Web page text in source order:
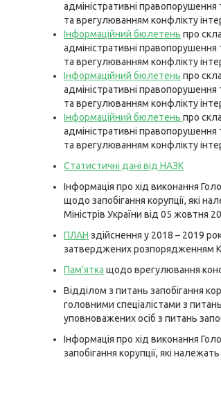
адміністративні
та врегулюванням конфлікту
Інформаційний бюлетень про
адміністративні
та врегулюванням конфлікту
Інформаційний бюлетень про
адміністративні
та врегулюванням конфлікту
Інформаційний бюлетень про
адміністративні
та врегулюванням конфлікту
Статистичні дані від НАЗК
Інформація про хід виконання
щодо запобігання корупції, які
Міністрів України від 05 жовтня
ПЛАН здійснення у 2018 – 2019
затверджених розпорядженням
Пам’ятка щодо врегулювання
Відділом з питань запобігання
головними спеціалістами з
уповноважених осіб з питань
Інформація про хід виконання
запобігання корупції, які